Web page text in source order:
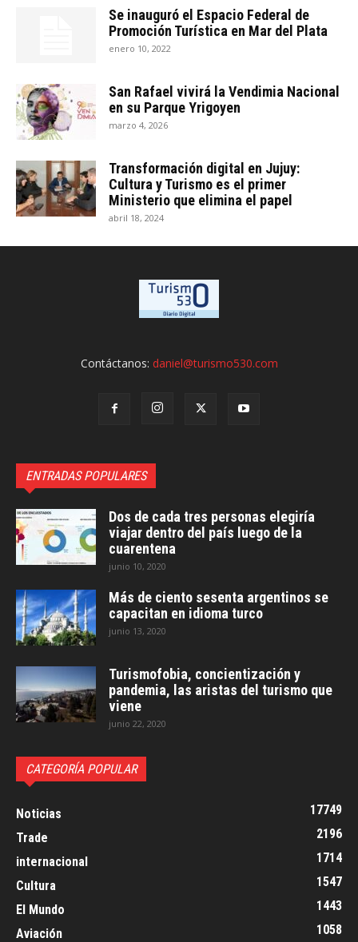
Se inauguró el Espacio Federal de
Promoción Turística en Mar del Plata
enero 10, 2022
San Rafael vivirá la Vendimia Nacional
en su Parque Yrigoyen
marzo 4, 2026
Transformación digital en Jujuy:
Cultura y Turismo es el primer
Ministerio que elimina el papel
abril 18, 2024
Contáctanos: daniel@turismo530.com
ENTRADAS POPULARES
Dos de cada tres personas elegiría
viajar dentro del país luego de la
cuarentena
junio 10, 2020
Más de ciento sesenta argentinos se
capacitan en idioma turco
junio 13, 2020
Turismofobia, concientización y
pandemia, las aristas del turismo que
viene
junio 22, 2020
CATEGORÍA POPULAR
Noticias
17749
Trade
2196
internacional
1714
Cultura
1547
El Mundo
1443
Aviación
1058